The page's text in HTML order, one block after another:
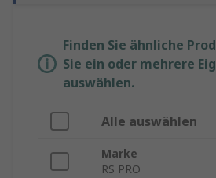
Finden Sie ähnliche
Sie ein oder mehrere
auswählen.
Alle auswählen
Marke
RS PRO